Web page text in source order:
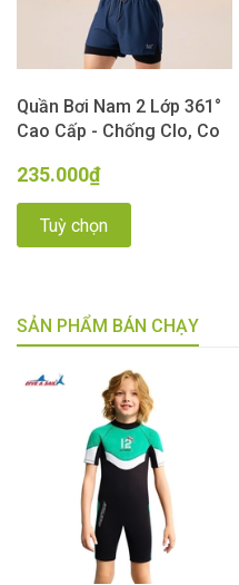
Quần Bơi Nam 2 Lớp 361°
Cao Cấp - Chống Clo, Co
màu Xanh Than
235.000₫
Tuỳ chọn
SẢN PHẨM BÁN CHẠY